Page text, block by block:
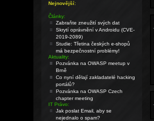
Nejnovější:
Články:
Zabraňte zneužití svých dat
Skrytí oprávnění v Androidu (CVE-
2019-2089)
Studie: Třetina českých e-shopů
má bezpečnostní problémy!
Aktuality:
Pozvánka na OWASP meetup v
Brně
Co nyní dělají zakladatelé hacking
portálů?
Pozvánka na OWASP Czech
chapter meeting
IT Právo:
Jak poslat Email, aby se
nejednalo o spam?